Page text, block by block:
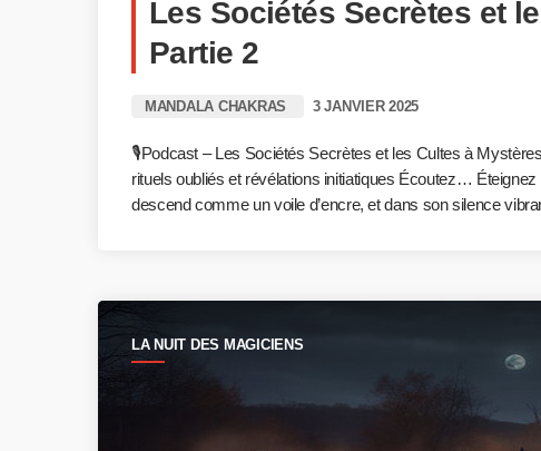
Les Sociétés Secrètes et
Partie 2
MANDALA CHAKRAS 3 JANVIER 2025
🎙️Podcast – Les Sociétés Secrètes et les Cultes à
rituels oubliés et révélations initiatiques Écoutez…
descend comme un voile d’encre, et dans son silence
LA NUIT DES MAGICIENS